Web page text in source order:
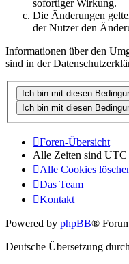
sofortiger Wirkung.
Die Änderungen
der Nutzer den
Informationen über den
sind in der
Foren-Übersicht
Alle Zeiten sind
Alle Cookies
Das Team
Kontakt
Powered by phpBB®
Deutsche Übersetzung durch